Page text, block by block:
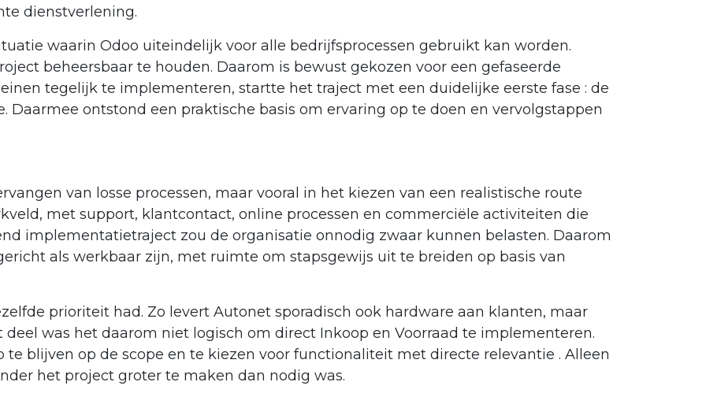
dienstverlening.
waarin Odoo uiteindelijk voor alle bedrijfsprocessen gebruikt kan worden.
beheersbaar te houden. Daarom is bewust gekozen voor een gefaseerde
tegelijk te implementeren, startte het traject met een duidelijke eerste fase : de
Daarmee ontstond een praktische basis om ervaring op te doen en vervolgstappen
van losse processen, maar vooral in het kiezen van een realistische route
met support, klantcontact, online processen en commerciële activiteiten die
implementatietraject zou de organisatie onnodig zwaar kunnen belasten. Daarom
als werkbaar zijn, met ruimte om stapsgewijs uit te breiden op basis van
prioriteit had. Zo levert Autonet sporadisch ook hardware aan klanten, maar
was het daarom niet logisch om direct Inkoop en Voorraad te implementeren.
blijven op de scope en te kiezen voor functionaliteit met directe relevantie . Alleen
het project groter te maken dan nodig was.